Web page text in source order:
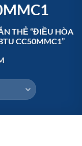
THẺ “ĐIỀU HÒA
CC50MMC1”